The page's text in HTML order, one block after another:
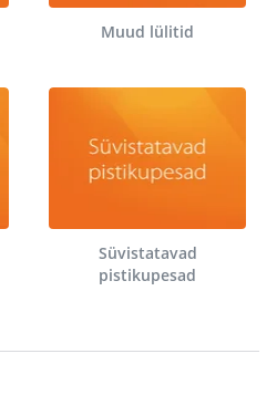
Muud lülitid
Süvistatavad
pistikupesad